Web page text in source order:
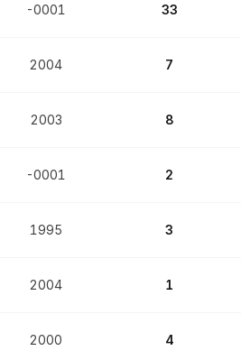
-0001 33
2004 7
2003 8
-0001 2
1995 3
2004 1
2000 4